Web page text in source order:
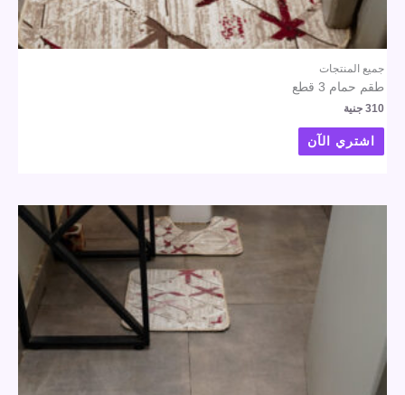
جميع المنتجات
طقم حمام 3 قطع
310 جنية
اشتري الآن